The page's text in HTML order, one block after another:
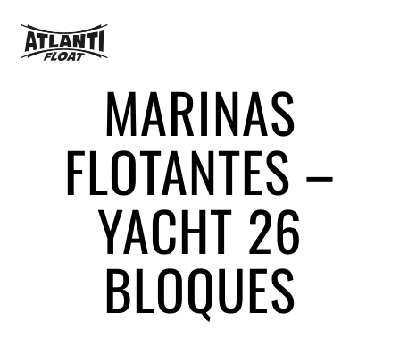
MARINAS
FLOTANTES –
YACHT 26
BLOQUES